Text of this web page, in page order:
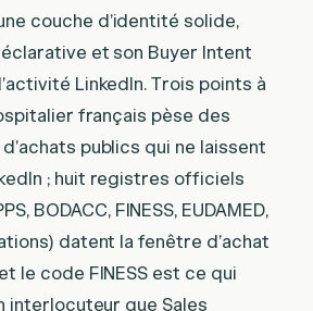
couche d’identité solide,
et son Buyer Intent
LinkedIn. Trois points à
français pèse des
publics qui ne laissent
; huit registres officiels
BODACC, FINESS, EUDAMED,
datent la fenêtre d’achat
le code FINESS est ce qui
interlocuteur que Sales